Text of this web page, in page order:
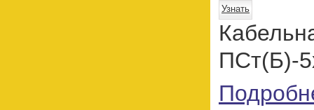
Узнать
ПСт(Б)-